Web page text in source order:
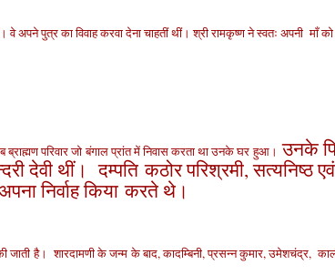
अपने पुत्र का विवाह करवा देना चाहतीं थीं। श्री रामकृष्ण ने स्वतः अपनी माँ
परिवार जो बंगाल प्रांत में निवास करता था उनके घर हुआ। उनके
देवी थीं। दम्पतिकठोर परिश्रमी, सत्यनिष्ठ
निर्वाह किया करते थे।
जाती है। शारदामणी के जन्मके बाद, कादम्बिनी, प्रसन्न कुमार, उमेशचंद्र,